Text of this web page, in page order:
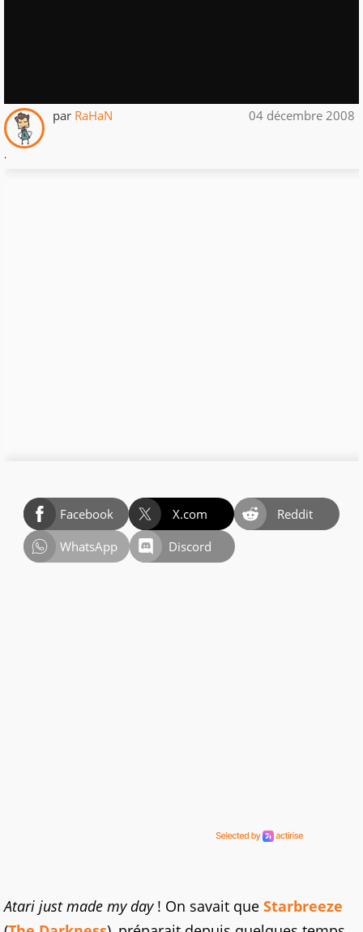
par RaHaN 04 décembre 2008
.
Facebook X.com
Reddit
WhatsApp
Discord
Atari just made my day! On savait que Starbreeze